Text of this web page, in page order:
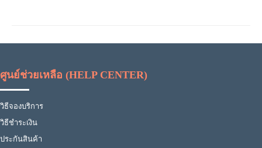
ศูนย์ช่วยเหลือ (HELP CENTER)
วิธีจองบริการ
วิธีชำระเงิน
ประกันสินค้า